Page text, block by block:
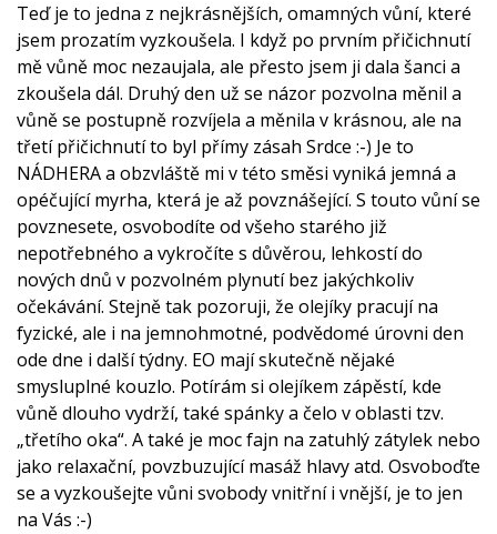
Teď je to jedna z nejkrásnějších, omamných vůní, které
jsem prozatím vyzkoušela. I když po prvním přičichnutí
mě vůně moc nezaujala, ale přesto jsem ji dala šanci a
zkoušela dál. Druhý den už se názor pozvolna měnil a
vůně se postupně rozvíjela a měnila v krásnou, ale na
třetí přičichnutí to byl přímy zásah Srdce :-) Je to
NÁDHERA a obzvláště mi v této směsi vyniká jemná a
opéčující myrha, která je až povznášející. S touto vůní se
povznesete, osvobodíte od všeho starého již
nepotřebného a vykročíte s důvěrou, lehkostí do
nových dnů v pozvolném plynutí bez jakýchkoliv
očekávání. Stejně tak pozoruji, že olejíky pracují na
fyzické, ale i na jemnohmotné, podvědomé úrovni den
ode dne i další týdny. EO mají skutečně nějaké
smysluplné kouzlo. Potírám si olejíkem zápěstí, kde
vůně dlouho vydrží, také spánky a čelo v oblasti tzv.
„třetího oka“. A také je moc fajn na zatuhlý zátylek nebo
jako relaxační, povzbuzující masáž hlavy atd. Osvoboďte
se a vyzkoušejte vůni svobody vnitřní i vnější, je to jen
na Vás :-)